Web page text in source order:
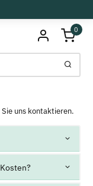
0
Sie uns kontaktieren.